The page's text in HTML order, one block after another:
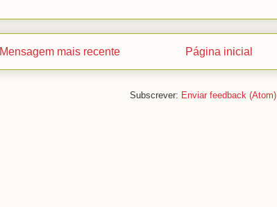
Mensagem mais recente Página inicial
Subscrever: Enviar feedback (Atom)